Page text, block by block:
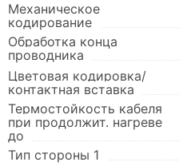
Механическое
кодирование
Обработка конца
проводника
Цветовая кодировка/
контактная вставка
Термостойкость кабеля
при продолжит. нагреве
до
Тип стороны 1